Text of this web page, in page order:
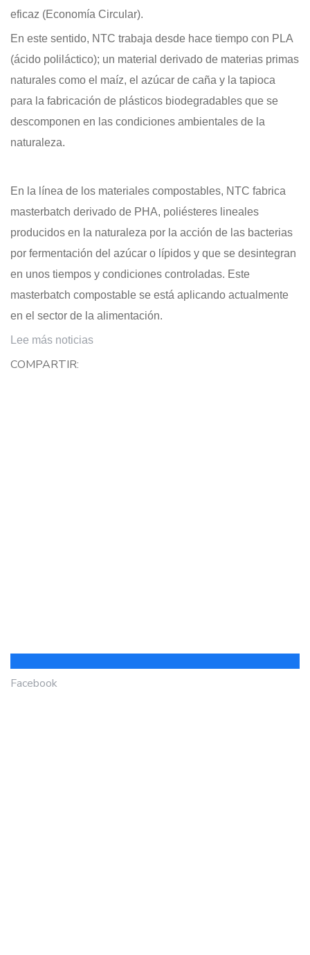
eficaz (Economía Circular).
En este sentido, NTC trabaja desde hace tiempo con PLA
(ácido poliláctico); un material derivado de materias primas
naturales como el maíz, el azúcar de caña y la tapioca
para la fabricación de plásticos biodegradables que se
descomponen en las condiciones ambientales de la
naturaleza.
En la línea de los materiales compostables, NTC fabrica
masterbatch derivado de PHA, poliésteres lineales
producidos en la naturaleza por la acción de las bacterias
por fermentación del azúcar o lípidos y que se desintegran
en unos tiempos y condiciones controladas. Este
masterbatch compostable se está aplicando actualmente
en el sector de la alimentación.
Lee más noticias
COMPARTIR:
Facebook